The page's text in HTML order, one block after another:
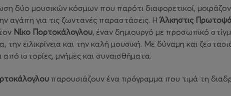
δύο μουσικών κόσμων που παρότι διαφορετικοί,
αγάπη για τις ζωντανές παραστάσεις. ΗΆλκηστις
Νίκο Πορτοκάλογλου, έναν δημιουργό με προσωπικό
ειλικρίνεια και την καλή μουσική. Με δύναμη και
ιστορίες, μνήμες και συναισθήματα.
παρουσιάζουν ένα πρόγραμμα που τιμά τη